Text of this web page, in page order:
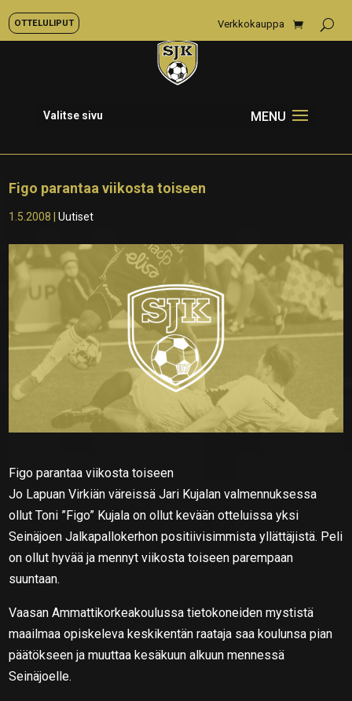
OTTELULIPUT Verkkokauppa
Valitse sivu
Figo parantaa viikosta toiseen
1.5.2008 |Uutiset
Figo parantaa viikosta toiseen
Jo Lapuan Virkiän väreissä Jari Kujalan valmennuksessa
ollut Toni ”Figo” Kujala on ollut kevään otteluissa yksi
Seinäjoen Jalkapallokerhon positiivisimmista yllättäjistä. Peli
on ollut hyvää ja mennyt viikosta toiseen parempaan
suuntaan.
Vaasan Ammattikorkeakoulussa tietokoneiden mystistä
maailmaa opiskeleva keskikentän raataja saa koulunsa pian
päätökseen ja muuttaa kesäkuun alkuun mennessä
Seinäjoelle.